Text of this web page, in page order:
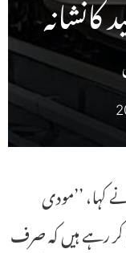
کہا، ’’مودی
کر رہے ہیں کہ صرف